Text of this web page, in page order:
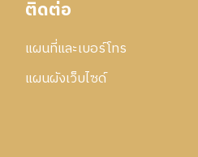
ติดต่อ
แผนที่และเบอร์โทร
แผนผังเว็บไซด์